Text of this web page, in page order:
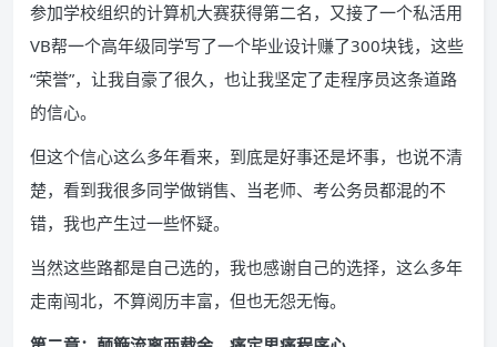
参加学校组织的计算机大赛获得第二名，又接了一个私活用
VB帮一个高年级同学写了一个毕业设计赚了300块钱，这些
“荣誉”，让我自豪了很久，也让我坚定了走程序员这条道路
的信心。
但这个信心这么多年看来，到底是好事还是坏事，也说不清
楚，看到我很多同学做销售、当老师、考公务员都混的不
错，我也产生过一些怀疑。
当然这些路都是自己选的，我也感谢自己的选择，这么多年
走南闯北，不算阅历丰富，但也无怨无悔。